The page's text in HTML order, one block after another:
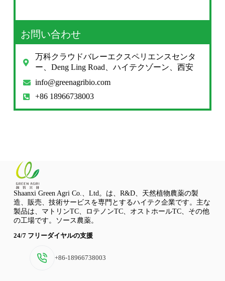
お問い合わせ
万科クラウドバレーエクスペリエンスセンタ
ー、Deng Ling Road、ハイテクゾーン、西安
info@greenagribio.com
+86 18966738003
Shaanxi Green Agri Co.、Ltd。は、R&D、天然植物農薬の製
造、販売、技術サービスを専門とするハイテク企業です。主な
製品は、マトリンTC、ロテノンTC、オストホールTC、その他
の工場です。ソース農薬。
24/7 フリーダイヤルの支援
+86-18966738003